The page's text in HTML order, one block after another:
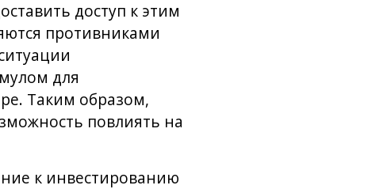
доступ к этим
противниками
для
Таким образом,
повлиять на
к инвестированию